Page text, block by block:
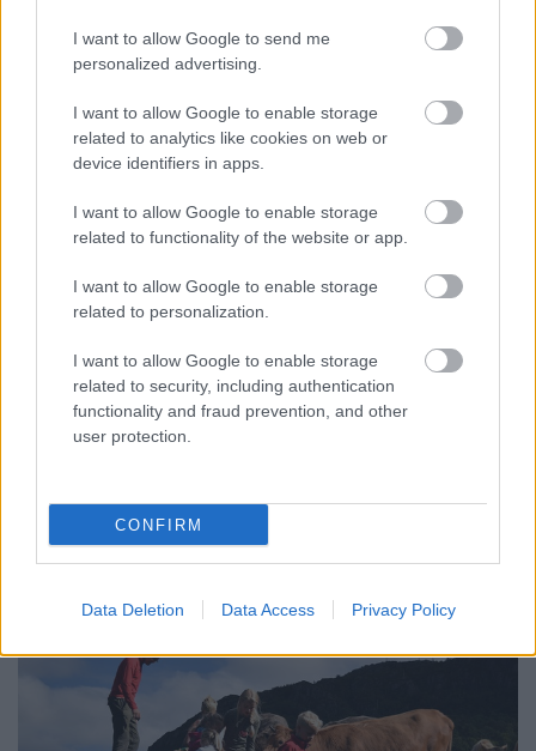
I want to allow Google to send me
personalized advertising.
I want to allow Google to enable storage
related to analytics like cookies on web or
device identifiers in apps.
I want to allow Google to enable storage
related to functionality of the website or app.
I want to allow Google to enable storage
related to personalization.
I want to allow Google to enable storage
related to security, including authentication
functionality and fraud prevention, and other
user protection.
CONFIRM
Data Deletion Data Access Privacy Policy
Magyarországon?
carefarm•2017. június 26.
szociális farm – rendszer hazai kiépülése és
megerősödése sokunknak távoli álomnak tűnik ...